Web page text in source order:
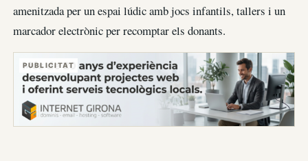
amenitzada per un espai lúdic amb jocs infantils, tallers i un
marcador electrònic per recomptar els donants.
PUBLICITAT